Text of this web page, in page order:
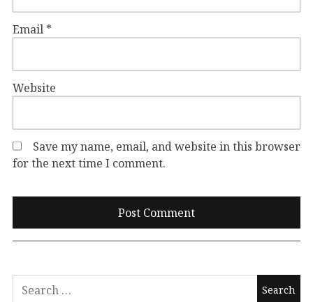
Email *
Website
Save my name, email, and website in this browser
for the next time I comment.
Search